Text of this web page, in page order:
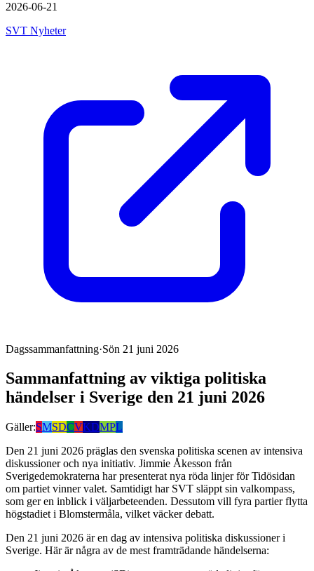
2026-06-21
SVT Nyheter
Dagssammanfattning·Sön 21 juni 2026
Sammanfattning av viktiga politiska
händelser i Sverige den 21 juni 2026
Gäller:SMSDCVKDMPL
Den 21 juni 2026 präglas den svenska politiska scenen av intensiva
diskussioner och nya initiativ. Jimmie Åkesson från
Sverigedemokraterna har presenterat nya röda linjer för Tidösidan
om partiet vinner valet. Samtidigt har SVT släppt sin valkompass,
som ger en inblick i väljarbeteenden. Dessutom vill fyra partier flytta
högstadiet i Blomstermåla, vilket väcker debatt.
Den 21 juni 2026 är en dag av intensiva politiska diskussioner i
Sverige. Här är några av de mest framträdande händelserna: